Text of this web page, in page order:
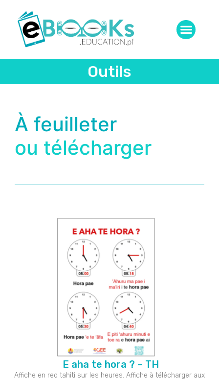
Outils
À feuilleter
ou télécharger
E aha te hora ? – TH
Affiche en reo tahiti sur les heures. Affiche à télécharger aux